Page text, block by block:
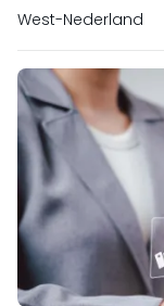
West-Nederland